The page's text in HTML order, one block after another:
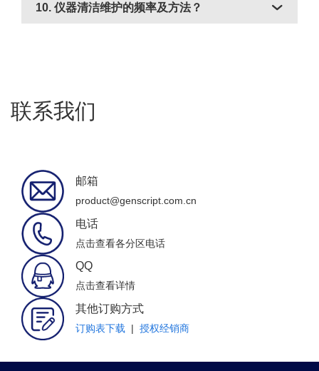
10. 仪器清洁维护的频率及方法？
联系我们
邮箱
product@genscript.com.cn
电话
点击查看各分区电话
QQ
点击查看详情
其他订购方式
订购表下载 | 授权经销商